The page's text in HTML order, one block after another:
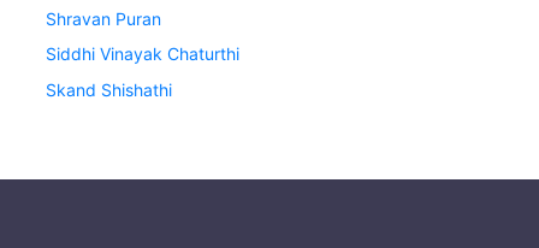
Shravan Puran
Siddhi Vinayak Chaturthi
Skand Shishathi